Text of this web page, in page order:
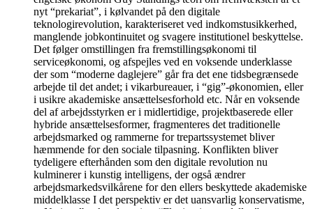
nyt “prekariat”, i kølvandet på den digitale
teknologirevolution, karakteriseret ved indkomstusikkerhed,
manglende jobkontinuitet og svagere institutionel beskyttelse.
Det følger omstillingen fra fremstillingsøkonomi til
serviceøkonomi, og afspejles ved en voksende underklasse
der som “moderne daglejere” går fra det ene tidsbegrænsede
arbejde til det andet; i vikarbureauer, i “gig”-økonomien, eller
i usikre akademiske ansættelsesforhold etc. Når en voksende
del af arbejdsstyrken er i midlertidige, projektbaserede eller
hybride ansættelsesformer, fragmenteres det traditionelle
arbejdsmarked og rammerne for trepartssystemet bliver
hæmmende for den sociale tilpasning. Konflikten bliver
tydeligere efterhånden som den digitale revolution nu
kulminerer i kunstig intelligens, der også ændrer
arbejdsmarkedsvilkårene for den ellers beskyttede akademiske
middelklasse I det perspektiv er det uansvarlig konservatisme,